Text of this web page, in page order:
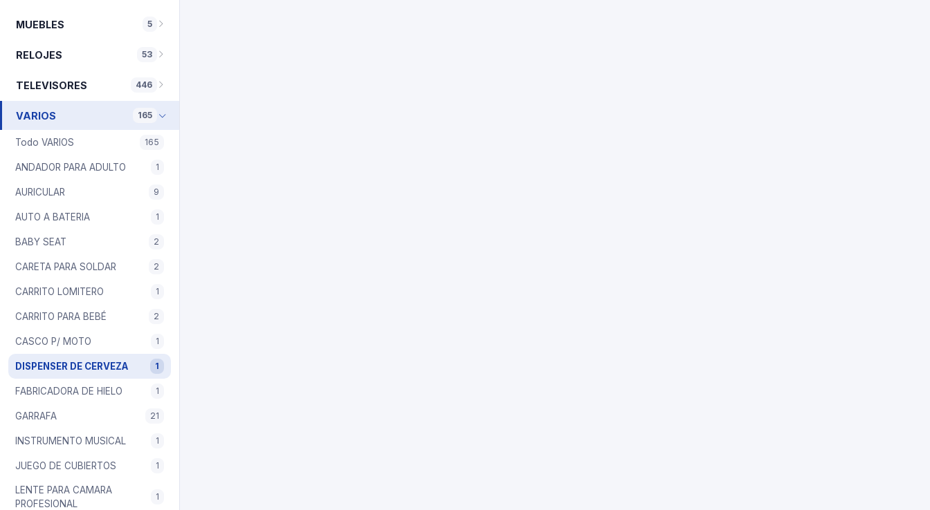
MUEBLES 5
RELOJES 53
TELEVISORES 446
VARIOS 165
Todo VARIOS 165
ANDADOR PARA ADULTO 1
AURICULAR 9
AUTO A BATERIA 1
BABY SEAT 2
CARETA PARA SOLDAR 2
CARRITO LOMITERO 1
CARRITO PARA BEBÉ 2
CASCO P/ MOTO 1
DISPENSER DE CERVEZA 1
FABRICADORA DE HIELO 1
GARRAFA 21
INSTRUMENTO MUSICAL 1
JUEGO DE CUBIERTOS 1
LENTE PARA CAMARA
PROFESIONAL
1